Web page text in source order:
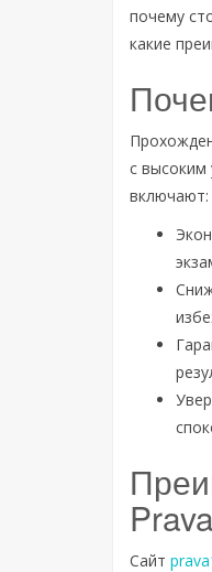
почему
какие
с
включают:
Сайт